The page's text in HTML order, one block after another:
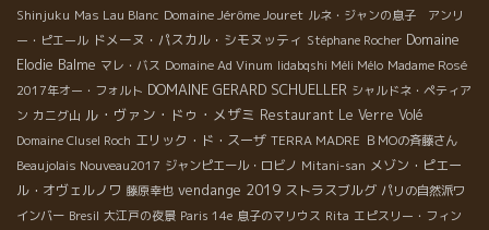
Shinjuku Mas Lau Blanc Domaine Jérôme Jouret ルネ・ジャンの息子 アンリ
ー・ピエール ドメーヌ・パスカル・シモヌッティ Stéphane Rocher Domaine
Elodie Balme マレ・バス Domaine Ad Vinum Iidabqshi Méli Mélo Madame Rosé
2017年オー・フォルト DOMAINE GERARD SCHUELLER シャルドネ・ペティア
ン カニグ山 ル・ヴァン・ドゥ・メザミ Restaurant Le Verre Volé
Domaine Clusel Roch エリック・ド・スーザ TERRA MADRE ＢＭОの斉藤さん
Beaujolais Nouveau2017 ジャンピエール・ロビノ Mitani-san メゾン・ピエー
ル・オヴェルノワ 藤原幸也 vendange 2019 ストラスブルグ パリの自然派ワ
インバー Bresil 大江戸の夜景 Paris 14e 息子のマリウス Rita エピスリー・フィン